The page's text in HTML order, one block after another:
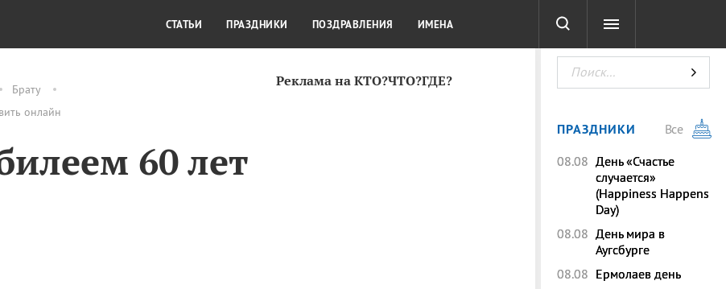
Брату
онлайн
60 лет
Реклама на КТО?ЧТО?ГДЕ?
КУЛЬТУРА КРАСОТА ТЕСТЫ
СТАТЬИ ПРАЗДНИКИ ПОЗДРАВЛЕНИЯ ИМЕНА
ПРАЗДНИКИ
Все
08.08 День «Счастье
случается»
(Happiness Happens
Day)
08.08 День мира в
Аугсбурге
08.08 Ермолаев день